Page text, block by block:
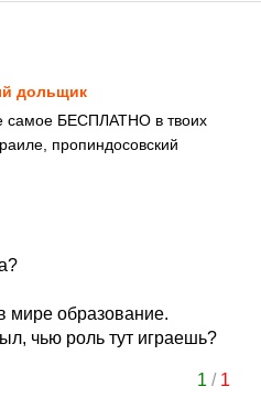
дольщик
самое БЕСПЛАТНО в твоих
пропиндосовский
образование.
чью роль тут играешь?
1 / 1